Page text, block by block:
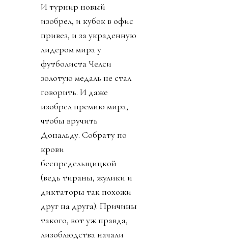
И турнир новый
изобрел, и кубок в офис
привез, и за украденную
лидером мира у
футболиста Челси
золотую медаль не стал
говорить. И даже
изобрел премию мира,
чтобы вручить
Дональду. Собрату по
крови
беспредельщицкой
(ведь тираны, жулики и
диктаторы так похожи
друг на друга). Причины
такого, вот уж правда,
лизоблюдства начали